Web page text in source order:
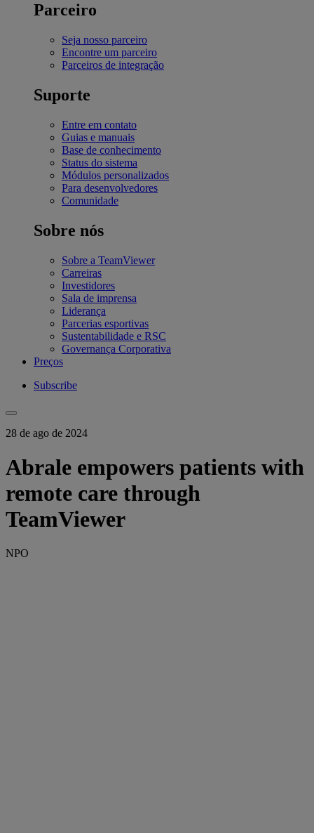
Parceiro
Seja nosso parceiro
Encontre um parceiro
Parceiros de integração
Suporte
Entre em contato
Guias e manuais
Base de conhecimento
Status do sistema
Módulos personalizados
Para desenvolvedores
Comunidade
Sobre nós
Sobre a TeamViewer
Carreiras
Investidores
Sala de imprensa
Liderança
Parcerias esportivas
Sustentabilidade e RSC
Governança Corporativa
Preços
Subscribe
28 de ago de 2024
Abrale empowers patients with
remote care through
TeamViewer
NPO